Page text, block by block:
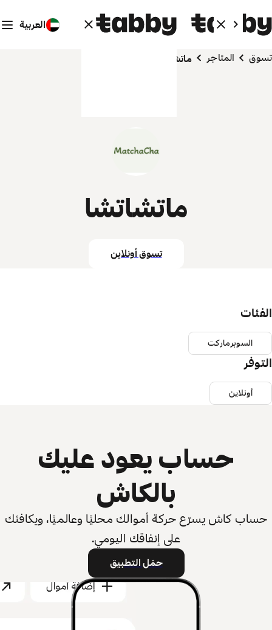
العربية
تسوق المتاجر ماتشاتشا
ماتشاتشا
تسوق أونلاين
الفئات
السوبرماركت
التوفر
أونلاين
حساب يعود عليك
بالكاش
حساب كاش يسرّع حركة أموالك محليًا وعالميًا، ويكافئك
على إنفاقك اليومي.
حمّل التطبيق